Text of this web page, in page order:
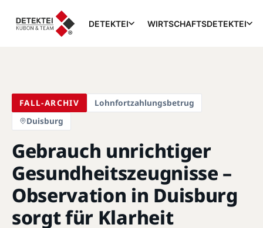
DETEKTEI WIRTSCHAFTSDETEKTEI
FALL-ARCHIV
Lohnfortzahlungsbetrug
Duisburg
Gebrauch unrichtiger
Gesundheitszeugnisse –
Observation in Duisburg
sorgt für Klarheit